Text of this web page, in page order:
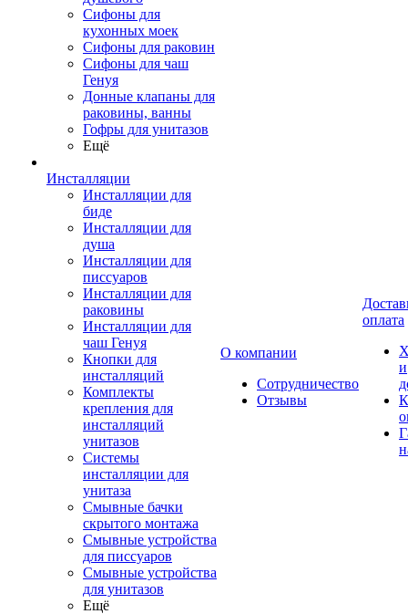
Сифоны для
кухонных моек
Сифоны для раковин
Сифоны для чаш
Генуя
Донные клапаны для
раковины, ванны
Гофры для унитазов
Ещё
Инсталляции
Инсталляции для
биде
Инсталляции для
душа
Инсталляции для
писсуаров
Инсталляции для
раковины
Инсталляции для
чаш Генуя
Кнопки для
инсталляций
Комплекты
крепления для
инсталляций
унитазов
Системы
инсталляции для
унитаза
Смывные бачки
скрытого монтажа
Смывные устройства
для писсуаров
Смывные устройства
для унитазов
Ещё
О компании
Сотрудничество
Отзывы
оплата
и